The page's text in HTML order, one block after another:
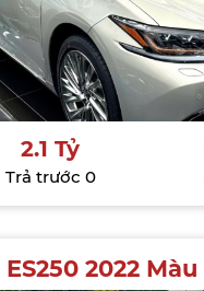
2.1 Tỷ
Trả trước 0